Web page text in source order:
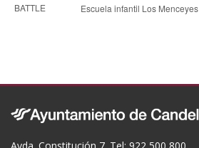
BATTLE
Escuela infantil Los Menceyes